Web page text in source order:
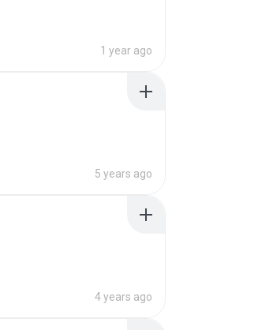
1 year ago
5 years ago
4 years ago